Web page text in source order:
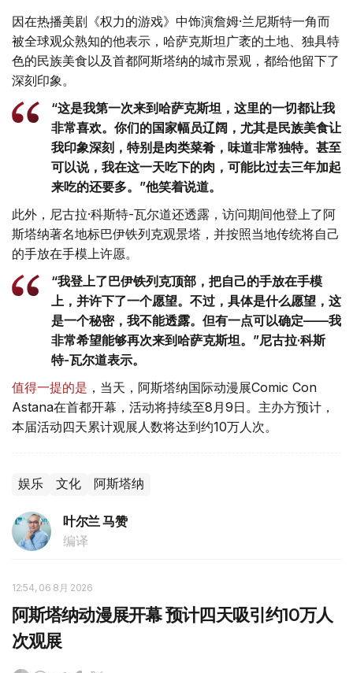
因在热播美剧《权力的游戏》中饰演詹姆·兰尼斯特一角而
被全球观众熟知的他表示，哈萨克斯坦广袤的土地、独具特
色的民族美食以及首都阿斯塔纳的城市景观，都给他留下了
深刻印象。
“这是我第一次来到哈萨克斯坦，这里的一切都让我
非常喜欢。你们的国家幅员辽阔，尤其是民族美食让
我印象深刻，特别是肉类菜肴，味道非常独特。甚至
可以说，我在这一天吃下的肉，可能比过去三年加起
来吃的还要多。”他笑着说道。
此外，尼古拉·科斯特-瓦尔道还透露，访问期间他登上了阿
斯塔纳著名地标巴伊铁列克观景塔，并按照当地传统将自己
的手放在手模上许愿。
“我登上了巴伊铁列克顶部，把自己的手放在手模
上，并许下了一个愿望。不过，具体是什么愿望，这
是一个秘密，我不能透露。但有一点可以确定——我
非常希望能够再次来到哈萨克斯坦。”尼古拉·科斯
特-瓦尔道表示。
值得一提的是 ，当天，阿斯塔纳国际动漫展Comic Con
Astana在首都开幕，活动将持续至8月9日。主办方预计，
本届活动四天累计观展人数将达到约10万人次。
娱乐 文化 阿斯塔纳
叶尔兰 马赞
编译
12:54, 06 8月 2026
阿斯塔纳动漫展开幕 预计四天吸引约10万人
次观展